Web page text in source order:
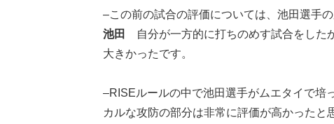
–この前の試合の評価については、池田選手
池田
自分が一方的に打ちのめす試合をした
大きかったです。
–RISEルールの中で池田選手がムエタイで培
カルな攻防の部分は非常に評価が高かったと